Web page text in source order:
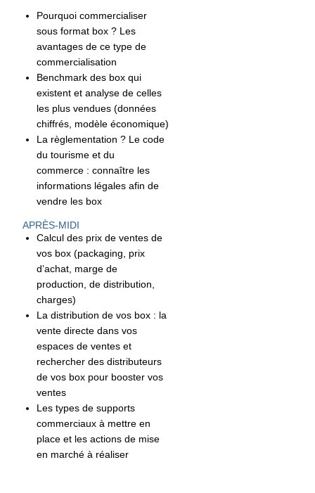
Pourquoi commercialiser
sous format box ? Les
avantages de ce type de
commercialisation
Benchmark des box qui
existent et analyse de celles
les plus vendues (données
chiffrés, modèle économique)
La règlementation ? Le code
du tourisme et du
commerce : connaître les
informations légales afin de
vendre les box
APRÈS-MIDI
Calcul des prix de ventes de
vos box (packaging, prix
d’achat, marge de
production, de distribution,
charges)
La distribution de vos box : la
vente directe dans vos
espaces de ventes et
rechercher des distributeurs
de vos box pour booster vos
ventes
Les types de supports
commerciaux à mettre en
place et les actions de mise
en marché à réaliser